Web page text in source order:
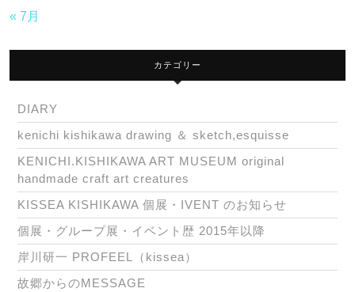
« 7月
カテゴリー
DIARY
kenichi kishikawa drawing ＆ sketch,esquisse
KENICHI.KISHIKAWA ART MUSEUM original
handmade craft art creatures
KISSEA KISHIKAWA 個展・IVENT のお知らせ
個展・グループ展・イベント歴 2015年以降
岸川研一 PROFEEL（kissea）
故郷からのMESSAGE